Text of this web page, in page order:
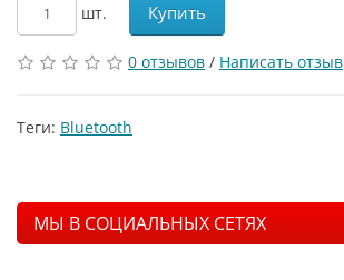
шт. Купить
0 отзывов / Написать отзыв
Теги: Bluetooth
МЫ В СОЦИАЛЬНЫХ СЕТЯХ